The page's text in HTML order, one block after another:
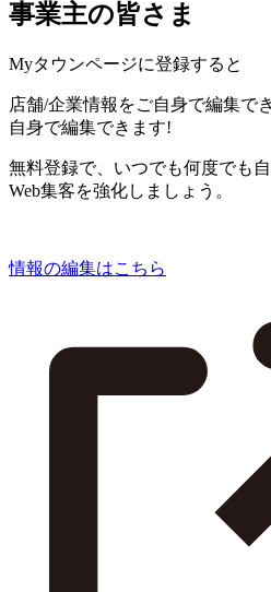
事業主の皆さま
Myタウンページに登録すると
店舗/企業情報をご自身で編集で
自身で編集できます!
無料登録で、いつでも何度でも
Web集客を強化しましょう。
情報の編集はこちら